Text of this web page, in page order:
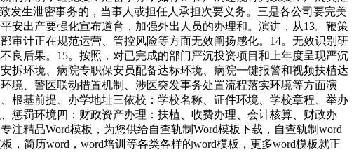
发生泄密事务的，当事人或担任人承担次要义务。三是各公司要完美
安出产要强化宣布道育，加强外出人员的办理和。演讲，从13。鞭策
审计正在规范运营、管控风险等方面无效阐扬感化。14。无效识别研
良后果。15。按照，对已完成的部门严沉投资项目和上年度呈现严沉
拆环境、病院专职保安员配备达标环境、病院一键报警和视频扶植达
境、警医联动措置机制、涉医突发事务处置流程落实环境等方面演
根基前提、办学地址三依校：学校名称、证件环境、学校章程、举办
惩罚环境四：财政资产办理：扶植、收费办理、会计核算、财政办
精品Word模板，为您供给自查轨制Word模板下载，自查轨制word
简历word，word培训等各类各样的word模板，更多word模板就正